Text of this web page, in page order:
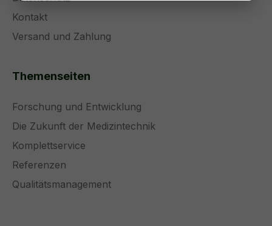
Kontakt
Versand und Zahlung
Themenseiten
Forschung und Entwicklung
Die Zukunft der Medizintechnik
Komplettservice
Referenzen
Qualitätsmanagement